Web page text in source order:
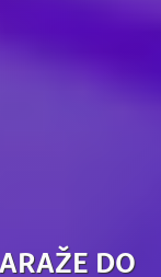
DO